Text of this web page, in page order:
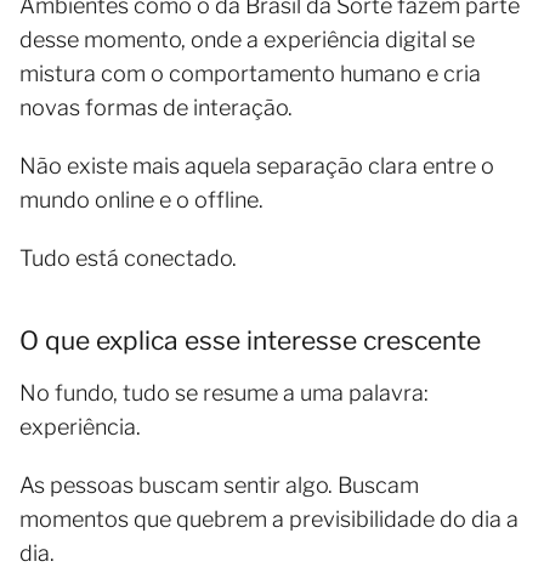
desse momento, onde a experiência digital se
mistura com o comportamento humano e cria
novas formas de interação.
Não existe mais aquela separação clara entre o
mundo online e o offline.
Tudo está conectado.
O que explica esse interesse crescente
No fundo, tudo se resume a uma palavra:
experiência.
As pessoas buscam sentir algo. Buscam
momentos que quebrem a previsibilidade do dia a
dia.